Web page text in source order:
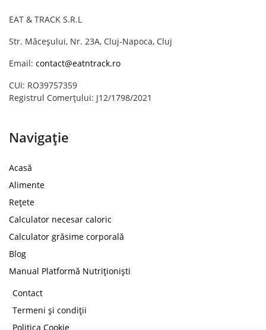
EAT & TRACK S.R.L
Str. Măceșului, Nr. 23A, Cluj-Napoca, Cluj
Email: contact@eatntrack.ro
CUI: RO39757359
Registrul Comerțului: J12/1798/2021
Navigație
Acasă
Alimente
Rețete
Calculator necesar caloric
Calculator grăsime corporală
Blog
Manual Platformă Nutriționiști
Contact
Termeni și condiții
Politica Cookie